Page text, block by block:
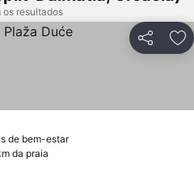
os resultados
Partilhar
de bem-estar
da praia